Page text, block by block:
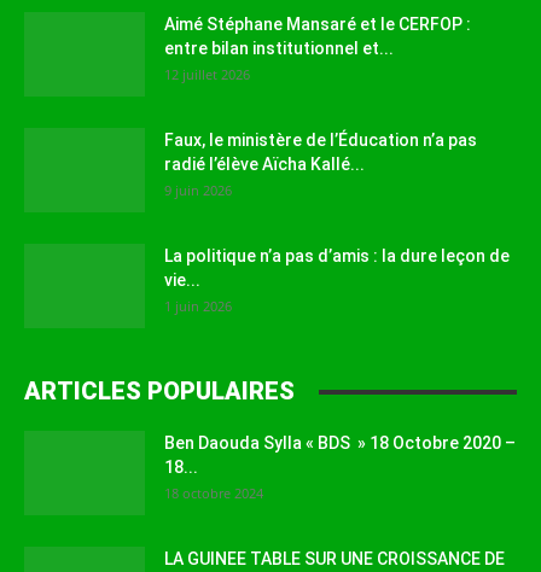
Aimé Stéphane Mansaré et le CERFOP :
entre bilan institutionnel et...
12 juillet 2026
Faux, le ministère de l’Éducation n’a pas
radié l’élève Aïcha Kallé...
9 juin 2026
La politique n’a pas d’amis : la dure leçon de
vie...
1 juin 2026
ARTICLES POPULAIRES
Ben Daouda Sylla « BDS » 18 Octobre 2020 –
18...
18 octobre 2024
LA GUINEE TABLE SUR UNE CROISSANCE DE